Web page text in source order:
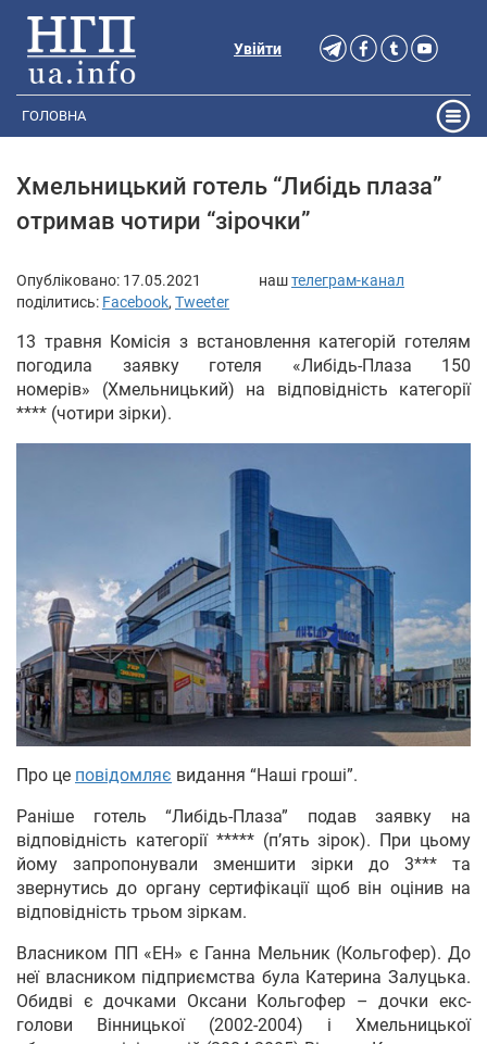
Увійти
ГОЛОВНА
Хмельницький готель “Либідь плаза”
отримав чотири “зірочки”
Опубліковано: 17.05.2021 наштелеграм-канал
поділитись: Facebook, Tweeter
13 травня Комісія з встановлення категорій готелям
погодила заявку готеля «Либідь-Плаза 150
номерів» (Хмельницький) на відповідність категорії
**** (чотири зірки).
Про це повідомляє видання “Наші гроші”.
Раніше готель “Либідь-Плаза” подав заявку на
відповідність категорії ***** (п’ять зірок). При цьому
йому запропонували зменшити зірки до 3*** та
звернутись до органу сертифікації щоб він оцінив на
відповідність трьом зіркам.
Власником ПП «ЕН» є Ганна Мельник (Кольгофер). До
неї власником підприємства була Катерина Залуцька.
Обидві є дочками Оксани Кольгофер – дочки екс-
голови Вінницької (2002-2004) і Хмельницької